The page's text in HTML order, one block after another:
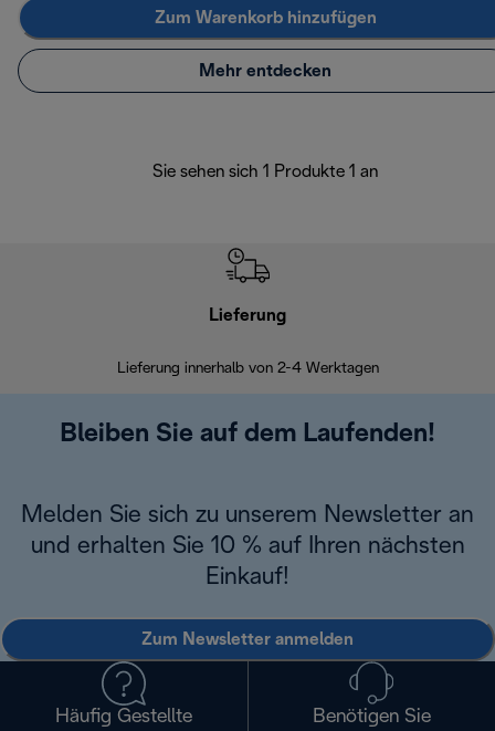
Zum Warenkorb hinzufügen
Mehr entdecken
Sie sehen sich 1 Produkte 1 an
Lieferung
Lieferung innerhalb von 2-4 Werktagen
Bleiben Sie auf dem Laufenden!
Melden Sie sich zu unserem Newsletter an
und erhalten Sie 10 % auf Ihren nächsten
Einkauf!
Zum Newsletter anmelden
Häufig Gestellte
Benötigen Sie